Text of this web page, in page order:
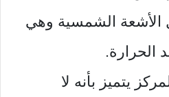
الأشعة الشمسية وهي
الحرارة.
يتميز بأنه لا